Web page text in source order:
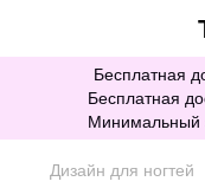
Бесплатная
Бесплатная
Минимальный
Дизайн для ногтей